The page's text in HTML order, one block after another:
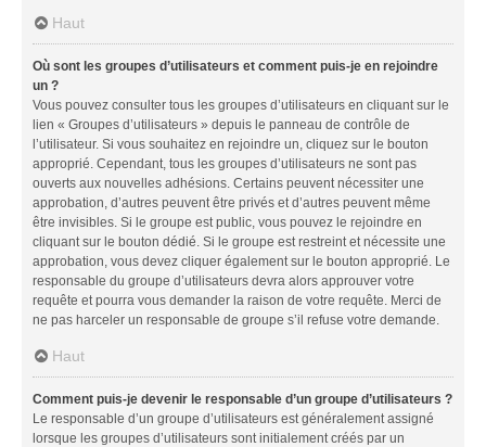
Haut
Où sont les groupes d’utilisateurs et comment puis-je en rejoindre
un ?
Vous pouvez consulter tous les groupes d’utilisateurs en cliquant sur le
lien « Groupes d’utilisateurs » depuis le panneau de contrôle de
l’utilisateur. Si vous souhaitez en rejoindre un, cliquez sur le bouton
approprié. Cependant, tous les groupes d’utilisateurs ne sont pas
ouverts aux nouvelles adhésions. Certains peuvent nécessiter une
approbation, d’autres peuvent être privés et d’autres peuvent même
être invisibles. Si le groupe est public, vous pouvez le rejoindre en
cliquant sur le bouton dédié. Si le groupe est restreint et nécessite une
approbation, vous devez cliquer également sur le bouton approprié. Le
responsable du groupe d’utilisateurs devra alors approuver votre
requête et pourra vous demander la raison de votre requête. Merci de
ne pas harceler un responsable de groupe s’il refuse votre demande.
Haut
Comment puis-je devenir le responsable d’un groupe d’utilisateurs ?
Le responsable d’un groupe d’utilisateurs est généralement assigné
lorsque les groupes d’utilisateurs sont initialement créés par un